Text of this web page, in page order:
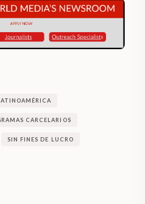
CARCELARIOS
SIN FINES DE LUCRO